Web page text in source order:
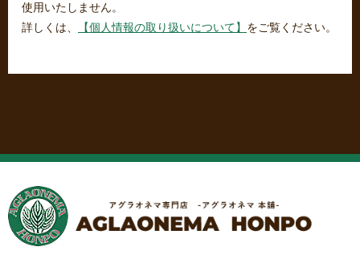
使用いたしません。
詳しくは、
【個人情報の取り扱いについて】 をご覧ください。